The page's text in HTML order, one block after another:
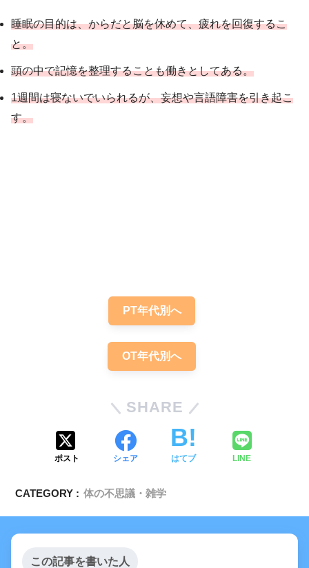
睡眠の目的は、からだと脳を休めて、疲れを回復するこ
と。
頭の中で記憶を整理することも働きとしてある。
1週間は寝ないでいられるが、妄想や言語障害を引き起こ
す。
PT年代別へ
OT年代別へ
SHARE
ポスト シェア はてブ LINE
CATEGORY : 体の不思議・雑学
この記事を書いた人